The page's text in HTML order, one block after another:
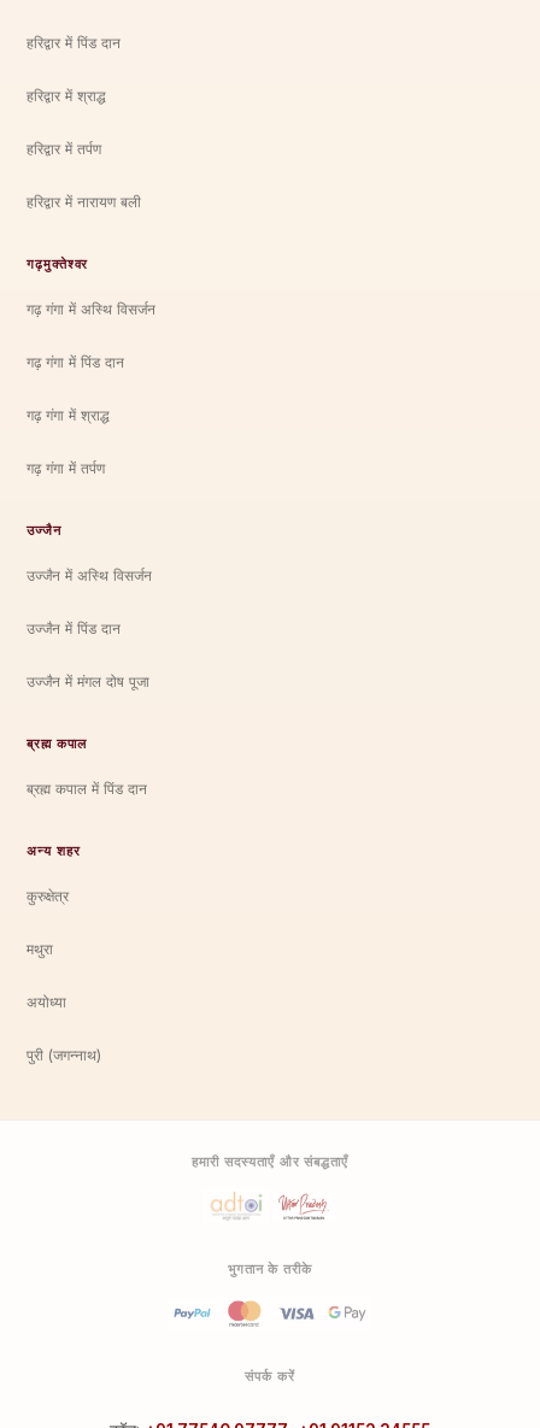
हरिद्वार में पिंड दान
हरिद्वार में श्राद्ध
हरिद्वार में तर्पण
हरिद्वार में नारायण बली
गढ़मुक्तेश्वर
गढ़ गंगा में अस्थि विसर्जन
गढ़ गंगा में पिंड दान
गढ़ गंगा में श्राद्ध
गढ़ गंगा में तर्पण
उज्जैन
उज्जैन में अस्थि विसर्जन
उज्जैन में पिंड दान
उज्जैन में मंगल दोष पूजा
ब्रह्म कपाल
ब्रह्म कपाल में पिंड दान
अन्य शहर
कुरुक्षेत्र
मथुरा
अयोध्या
पुरी (जगन्नाथ)
हमारी सदस्यताएँ और संबद्धताएँ
भुगतान के तरीके
संपर्क करें